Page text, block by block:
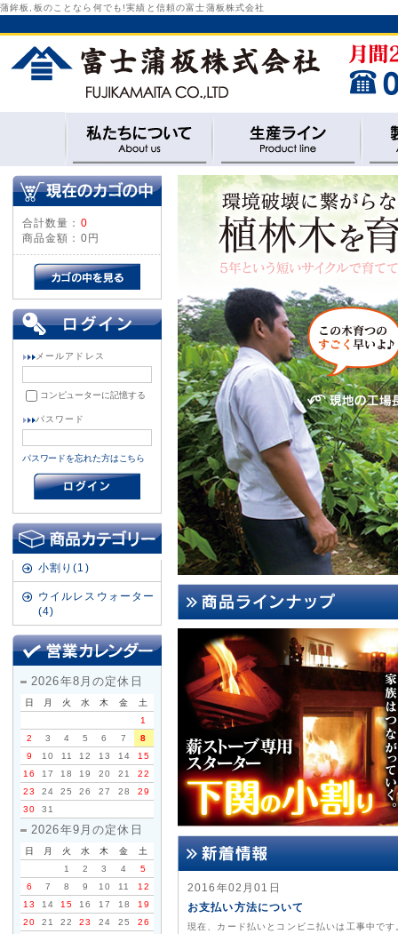
蒲鉾板,板のことなら何でも!実績と信頼の富士蒲板株式会社
合計数量： 0
商品金額： 0円
メールアドレス
コンピューターに記憶する
パスワード
パスワードを忘れた方はこちら
小割り(1)
ウイルレスウォーター
(4)
2026年8月の定休日
日 月 火 水 木 金
土
1
2
3 4 5 6 7
8
9
10 11 12 13 14
15
16
17 18 19 20 21
22
23
24 25 26 27 28
29
30
31
2026年9月の定休日
日 月 火 水 木 金
土
1
2 3 4
5
6
7 8 9 10 11
12
13
14 15 16 17 18
19
20
21 22 23 24 25
26
2016年02月01日
お支払い方法について
現在、カード払いとコンビニ払いは工事中です